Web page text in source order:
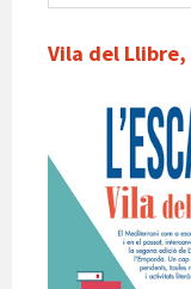
Vila del Llibre,